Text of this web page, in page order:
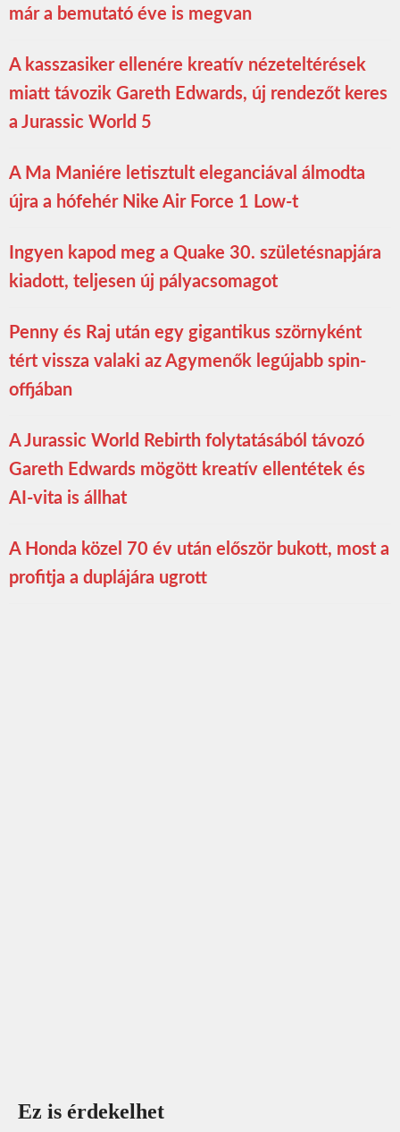
már a bemutató éve is megvan
A kasszasiker ellenére kreatív nézeteltérések
miatt távozik Gareth Edwards, új rendezőt keres
a Jurassic World 5
A Ma Maniére letisztult eleganciával álmodta
újra a hófehér Nike Air Force 1 Low-t
Ingyen kapod meg a Quake 30. születésnapjára
kiadott, teljesen új pályacsomagot
Penny és Raj után egy gigantikus szörnyként
tért vissza valaki az Agymenők legújabb spin-
offjában
A Jurassic World Rebirth folytatásából távozó
Gareth Edwards mögött kreatív ellentétek és
AI-vita is állhat
A Honda közel 70 év után először bukott, most a
profitja a duplájára ugrott
Ez is érdekelhet